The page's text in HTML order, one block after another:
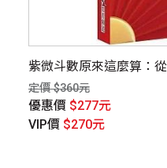
紫微斗數原來這麼算：
定價 $360元
優惠價 $277元
VIP價 $270元